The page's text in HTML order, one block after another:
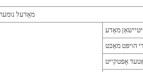
מאָדעל
מאָדע
די הויפּט מאַכט
אָפטקייט